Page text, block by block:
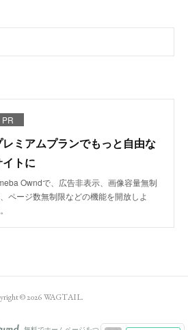
PR
レミアムプランでもっと自由な
トに
Owndで、広告非表示、画像容量無制
ページ数無制限などの機能を開放しよ
©2026WAGTAIL.